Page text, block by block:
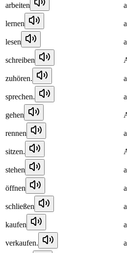
arbeiten
lernen
lesen
schreiben
zuhören.
sprechen.
gehen
rennen
sitzen.
stehen
öffnen
schließen
kaufen
verkaufen.